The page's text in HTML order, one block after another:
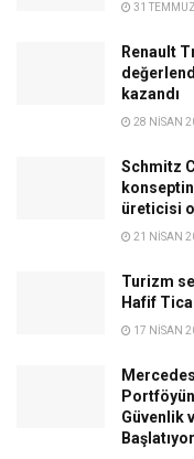
31
Renault
kazandı
28 NISAN
Schmitz
üreticisi
21 NISAN
Turizm
Hafif
17 NISAN
Güvenlik
Başlatıyor